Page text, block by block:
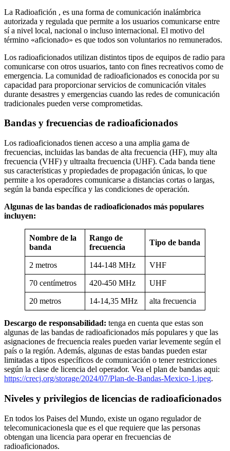
La Radioafición , es una forma de comunicación inalámbrica
autorizada y regulada que permite a los usuarios comunicarse entre
sí a nivel local, nacional o incluso internacional. El motivo del
término «aficionado» es que todos son voluntarios no remunerados.
Los radioaficionados utilizan distintos tipos de equipos de radio para
comunicarse con otros usuarios, tanto con fines recreativos como de
emergencia. La comunidad de radioaficionados es conocida por su
capacidad para proporcionar servicios de comunicación vitales
durante desastres y emergencias cuando las redes de comunicación
tradicionales pueden verse comprometidas.
Bandas y frecuencias de radioaficionados
Los radioaficionados tienen acceso a una amplia gama de
frecuencias, incluidas las bandas de alta frecuencia (HF), muy alta
frecuencia (VHF) y ultraalta frecuencia (UHF). Cada banda tiene
sus características y propiedades de propagación únicas, lo que
permite a los operadores comunicarse a distancias cortas o largas,
según la banda específica y las condiciones de operación.
Algunas de las bandas de radioaficionados más populares
incluyen:
Nombre de la
banda
Rango de
frecuencia
Tipo de banda
2 metros 144-148 MHz VHF
70 centímetros 420-450 MHz UHF
20 metros 14-14,35 MHz alta frecuencia
Descargo de responsabilidad: tenga en cuenta que estas son
algunas de las bandas de radioaficionados más populares y que las
asignaciones de frecuencia reales pueden variar levemente según el
país o la región. Además, algunas de estas bandas pueden estar
limitadas a tipos específicos de comunicación o tener restricciones
según la clase de licencia del operador. Vea el plan de bandas aqui:
https://crecj.org/storage/2024/07/Plan-de-Bandas-Mexico-1.jpeg.
Niveles y privilegios de licencias de radioaficionados
En todos los Paises del Mundo, existe un ogano regulador de
telecomunicacionesla que es el que requiere que las personas
obtengan una licencia para operar en frecuencias de
radioaficionados.